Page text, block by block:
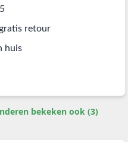
retour
huis
bekeken ook (3)